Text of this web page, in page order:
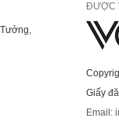
ĐƯỢC
Giấy
Email: